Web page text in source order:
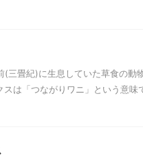
三畳紀)に生息していた草食の動
スは「つながりワニ」という意